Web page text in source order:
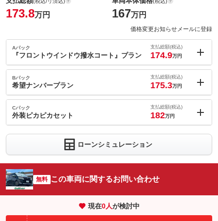
173.8万円 167万円
価格変更お知らせメールに登録
Aパック
『フロントウインドウ撥水コート』プラン
支払総額(税込)
174.9万円
内：オプシ
ョン価格
(税込)
車両本体価
167万円
ーン樹脂とガラス質成分を含んだコーティングです。
Bパック
希望ナンバープラン
支払総額(税込)
175.3万円
内：オプシ
ョン価格
(税込)
車両本体価
パック内容
Cパック
外装ピカピカセット
支払総額(税込)
182万円
8.2 万円
車両本体価
格
パック内容
ローンシミュレーション
無料 この車両に関するお問い合わせ
現在0人が検討中